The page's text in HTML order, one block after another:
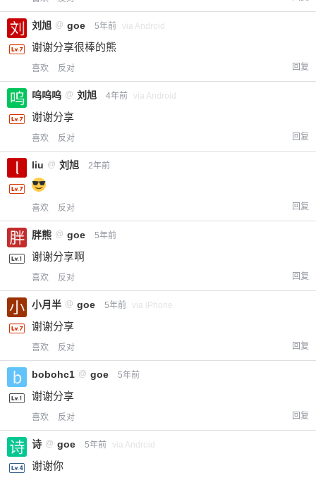
立刻支付
刘旭 @ goe 5年前 via Android
谢谢分享很棒的熊
喜欢 反对 回复
呜呜呜 @ 刘旭 4年前 via Android
谢谢分享
喜欢 反对 回复
liu @ 刘旭 2年前
喜欢 反对 回复
胖熊 @ goe 5年前
谢谢分享啊
喜欢 反对 回复
小月半 @ goe 5年前 via iPhone
谢谢分享
喜欢 反对 回复
bobohc1 @ goe 5年前
谢谢分享
喜欢 反对 回复
诗 @ goe 5年前 via Android
谢谢你
您没有权限发布内容，请购买会员或者提升权
限。
6位以上
忘记密码？找回